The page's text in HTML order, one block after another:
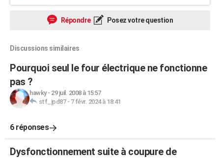
Répondre Posez votre question
Discussions similaires
Pourquoi seul le four électrique ne fonctionne
pas ?
hawky- 29 juil. 2008 à 15:57
stf_jpd87- 7 févr. 2024 à 18:41
6 réponses
Dysfonctionnement suite à coupure de